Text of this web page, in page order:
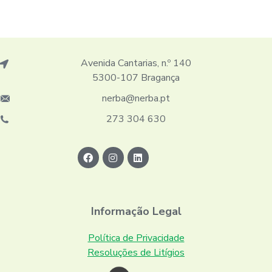
Avenida Cantarias, n.º 140
5300-107 Bragança
nerba@nerba.pt
273 304 630
Informação Legal
Política de Privacidade
Resoluções de Litígios